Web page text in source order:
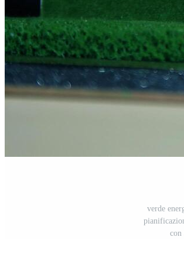
verde
con